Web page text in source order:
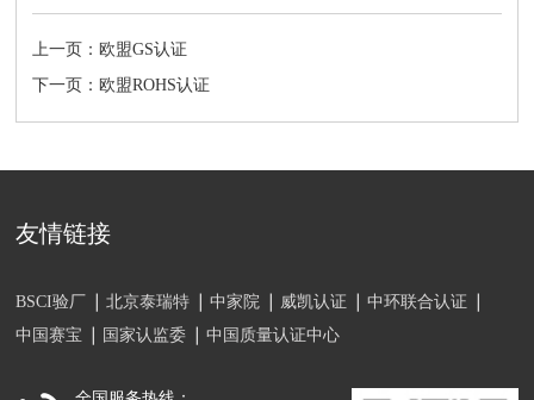
上一页：欧盟GS认证
下一页：欧盟ROHS认证
友情链接
BSCI验厂 北京泰瑞特 中家院 威凯认证
中环联合认证
中国赛宝
国家认监委 中国质量认证中心